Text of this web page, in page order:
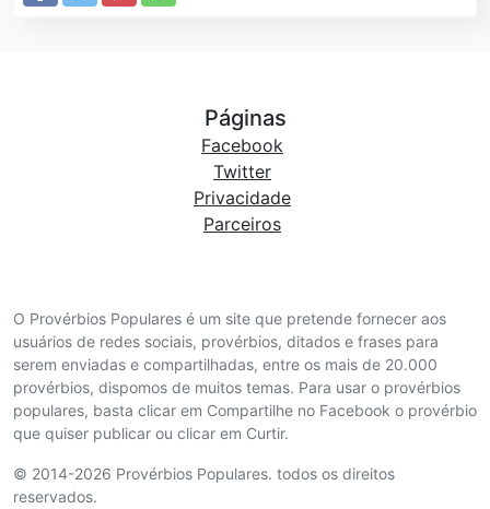
O Provérbios Populares é um site que pretende fornecer aos
usuários de redes sociais, provérbios, ditados e frases para
serem enviadas e compartilhadas, entre os mais de 20.000
provérbios, dispomos de muitos temas. Para usar o provérbios
populares, basta clicar em Compartilhe no Facebook o provérbio
que quiser publicar ou clicar em Curtir.
© 2014-2026 Provérbios Populares. todos os direitos
reservados.
Páginas
Facebook
Twitter
Privacidade
Parceiros